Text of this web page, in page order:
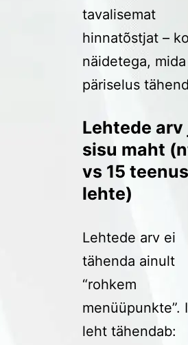
tavalisemat
hinnatõstjat –
näidetega,
päriselus
Lehtede arv
sisu maht
vs 15
lehte)
Lehtede arv ei
tähenda ainult
“rohkem
menüüpunkte”.
leht tähendab: